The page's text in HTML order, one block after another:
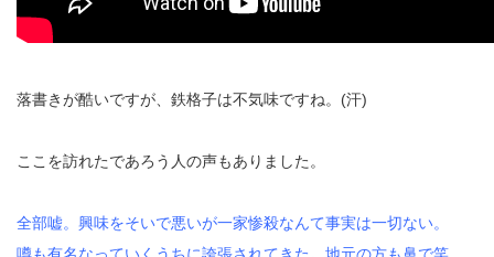
落書きが酷いですが、鉄格子は不気味ですね。(汗)
ここを訪れたであろう人の声もありました。
全部嘘。興味をそいで悪いが一家惨殺なんて事実は一切ない。